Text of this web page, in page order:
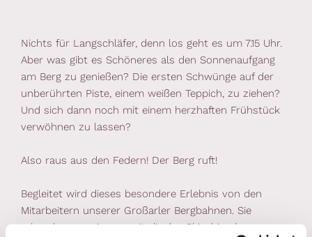
Nichts für Langschläfer, denn los geht es um 7.15 Uhr.
Aber was gibt es Schöneres als den Sonnenaufgang
am Berg zu genießen? Die ersten Schwünge auf der
unberührten Piste, einem weißen Teppich, zu ziehen?
Und sich dann noch mit einem herzhaften Frühstück
verwöhnen zu lassen?
Also raus aus den Federn! Der Berg ruft!
Begleitet wird dieses besondere Erlebnis von den
Mitarbeitern unserer Großarler Bergbahnen. Sie
erkunden gemeinsam mit dir das Skigebiet, kurven